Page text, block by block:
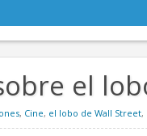
el
, Cine, el lobo de Wall Street,